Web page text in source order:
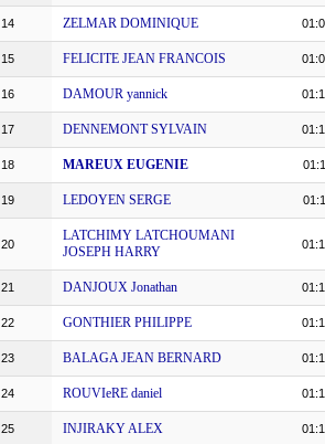
14 ZELMAR DOMINIQUE
15 FELICITE JEAN FRANCOIS
16 DAMOUR yannick
17 DENNEMONT SYLVAIN
18 MAREUX EUGENIE
19 LEDOYEN SERGE
20
LATCHIMY LATCHOUMANI
JOSEPH HARRY
21 DANJOUX Jonathan
22 GONTHIER PHILIPPE
23 BALAGA JEAN BERNARD
24 ROUVIeRE daniel
25 INJIRAKY ALEX